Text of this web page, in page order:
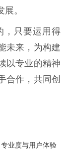
。
，只要运用得
未来，为构建
以专业的精神
合作，共同创
业度与用户体验